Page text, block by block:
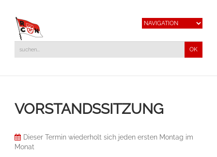
VORSTANDSSITZUNG
Dieser Termin wiederholt sich jeden ersten Montag im
Monat